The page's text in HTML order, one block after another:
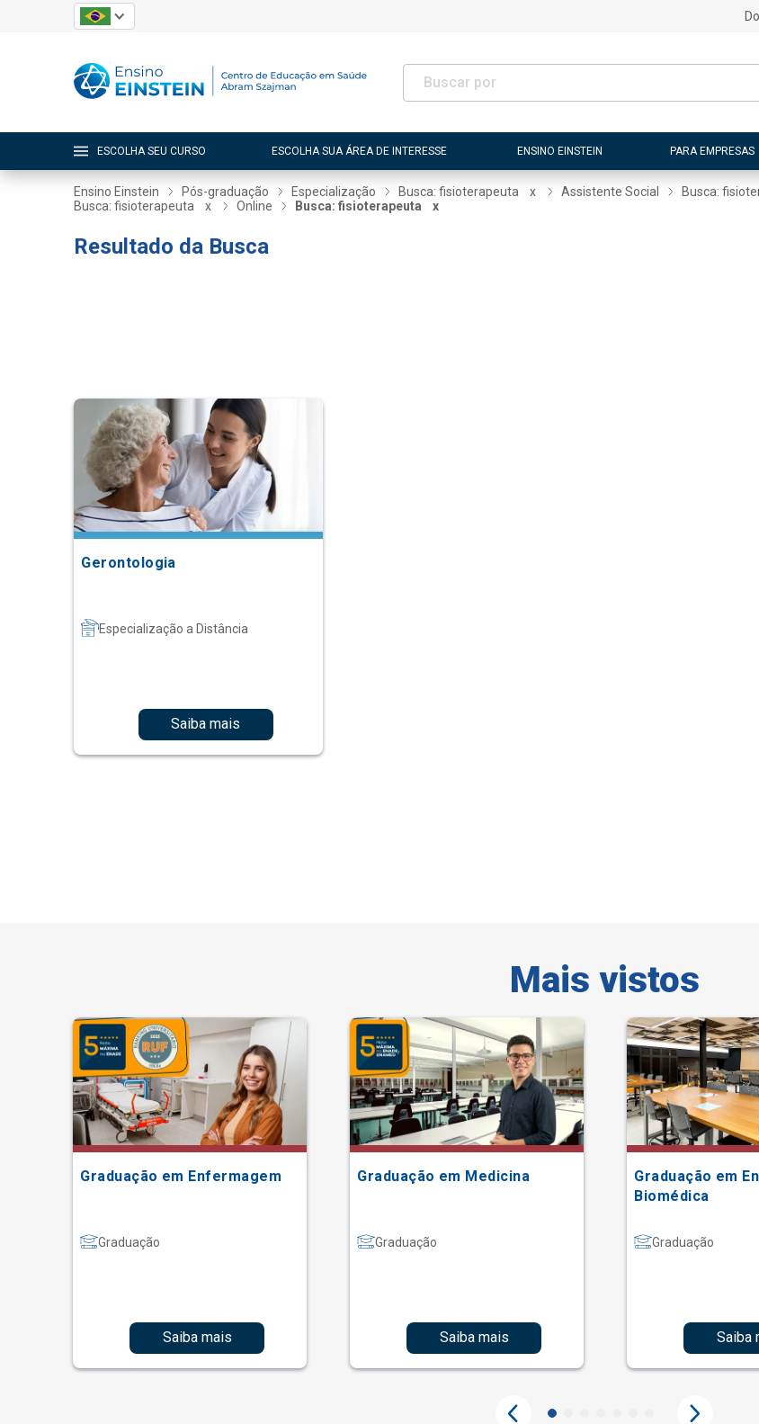
ESCOLHA SEU CURSO ESCOLHA SUA ÁREA DE INTERESSE ENSINO EINSTEIN PARA EMPRESAS
Ensino Einstein Pós-graduação Especialização Busca: fisioterapeuta x Assistente Social Busca:
Busca: fisioterapeuta
x Online Busca: fisioterapeuta x
Resultado da Busca
Gerontologia
Especialização a Distância
Saiba mais
Mais vistos
Graduação em Enfermagem
Graduação
Saiba mais
Graduação em Medicina
Graduação
Saiba mais
Graduação em
Biomédica
Graduação
Saiba